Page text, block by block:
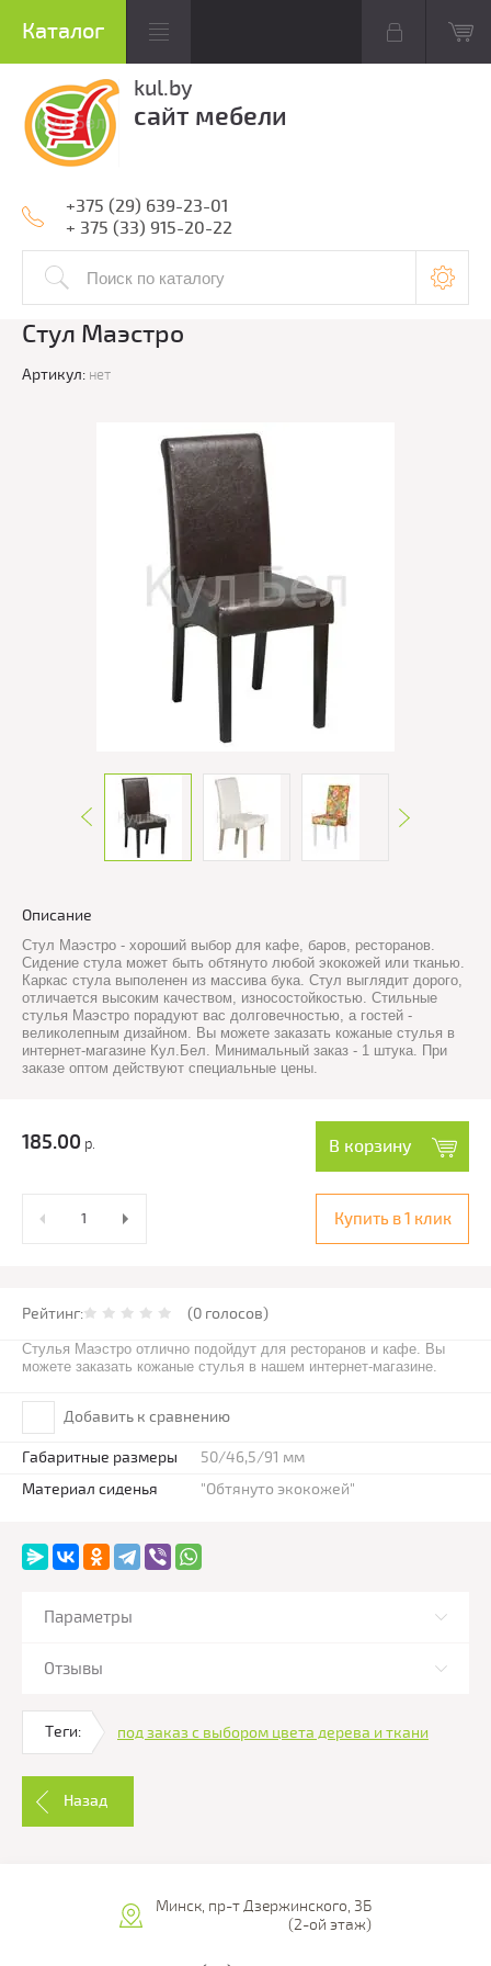
kul.by
сайт мебели
+375 (29) 639-23-01
+ 375 (33) 915-20-22
Стул Маэстро
Артикул: нет
Описание
Стул Маэстро - хороший выбор для кафе, баров, ресторанов.
Сидение стула может быть обтянуто любой экокожей или тканью.
Каркас стула выполенен из массива бука. Стул выглядит дорого,
отличается высоким качеством, износостойкостью. Cтильные
стулья Маэстро порадуют вас долговечностью, а гостей -
великолепным дизайном. Вы можете заказать кожаные стулья в
интернет-магазине Кул.Бел. Минимальный заказ - 1 штука. При
заказе оптом действуют специальные цены.
185.00 р. В корзину
Купить в 1 клик
Рейтинг: (0 голосов)
Стулья Маэстро отлично подойдут для ресторанов и кафе. Вы
можете заказать кожаные стулья в нашем интернет-магазине.
Добавить к сравнению
Габаритные размеры
50/46,5/91 мм
Материал сиденья
"Обтянуто экокожей"
Параметры
Отзывы
Теги: под заказ с выбором цвета дерева и ткани
Назад
Минск, пр-т Дзержинского, 3Б
(2-ой этаж)